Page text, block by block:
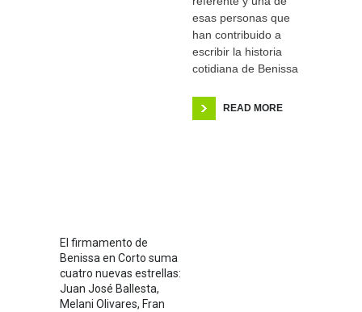
esas personas que
han contribuido a
escribir la historia
cotidiana de Benissa
READ MORE
El firmamento de
Benissa en Corto suma
cuatro nuevas estrellas:
Juan José Ballesta,
Melani Olivares, Fran